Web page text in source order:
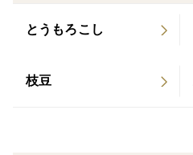
とうもろこし
枝豆